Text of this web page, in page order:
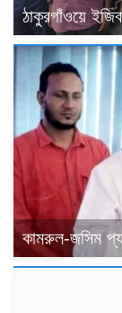
ঠাকুরগাঁওয়ে
কামরুল-জসিম